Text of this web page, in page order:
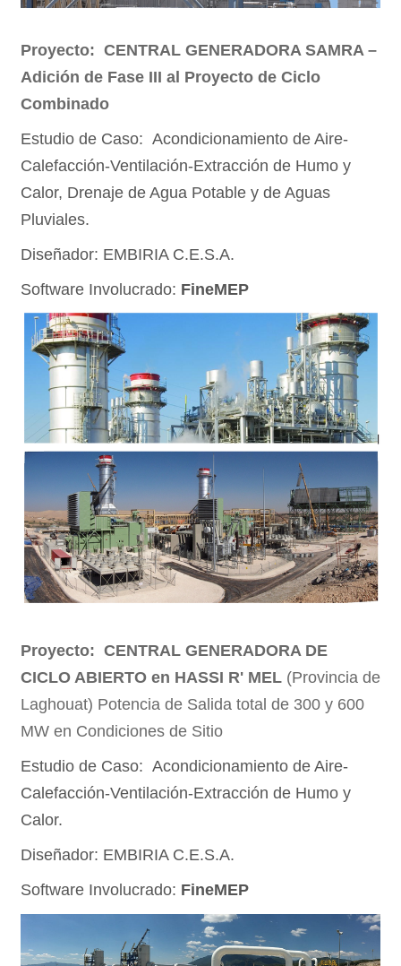
Proyecto: CENTRAL GENERADORA SAMRA –
Adición de Fase III al Proyecto de Ciclo
Combinado
Estudio de Caso: Acondicionamiento de Aire-
Calefacción-Ventilación-Extracción de Humo y
Calor, Drenaje de Agua Potable y de Aguas
Pluviales.
Diseñador: EMBIRIA C.E.S.A.
Software Involucrado: FineMEP
Proyecto: CENTRAL GENERADORA DE
CICLO ABIERTO en HASSI R' MEL (Provincia de
Laghouat) Potencia de Salida total de 300 y 600
MW en Condiciones de Sitio
Estudio de Caso: Acondicionamiento de Aire-
Calefacción-Ventilación-Extracción de Humo y
Calor.
Diseñador: EMBIRIA C.E.S.A.
Software Involucrado: FineMEP